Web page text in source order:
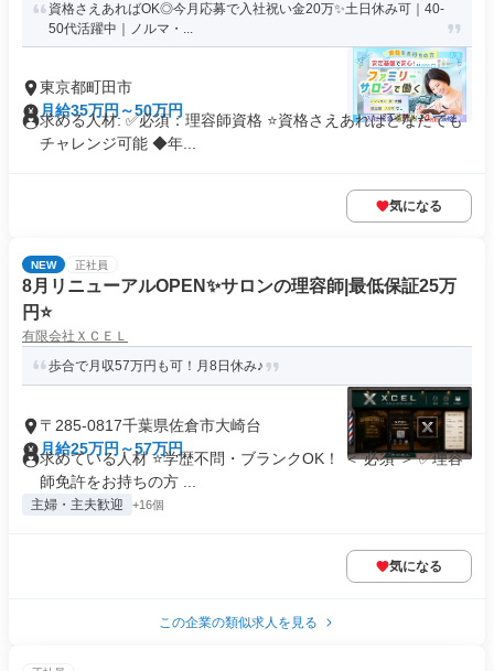
資格さえあればOK◎今月応募で入社祝い金20万✨️土日休み可｜40-
50代活躍中｜ノルマ・...
東京都町田市
月給35万円～50万円
求める人材: ✅必須：理容師資格 ⭐️資格さえあればどなたでも
チャレンジ可能 ◆年...
気になる
NEW 正社員
8月リニューアルOPEN✨サロンの理容師|最低保証25万
円⭐
有限会社ＸＣＥＬ
歩合で月収57万円も可！月8日休み♪
〒285-0817千葉県佐倉市大崎台
月給25万円～57万円
求めている人材 ⭐学歴不問・ブランクOK！ ＜ 必須 ＞ ✅理容
師免許をお持ちの方 ...
主婦・主夫歓迎 +16個
気になる
この企業の類似求人を見る